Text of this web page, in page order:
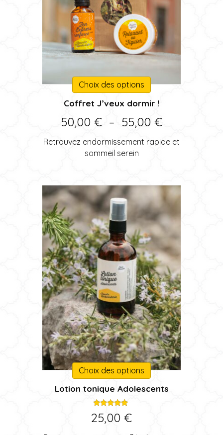
Choix des options
Ce
produit
a
plusieurs
variations.
Les
choisies
sur
la
page
du
produit
Coffret J’veux dormir !
50,00 € – 55,00 €Plage
de
à
55,00 €
Retrouvez endormissement rapide et
sommeil serein
Choix des options
Ce
produit
a
Lotion tonique Adolescents
Note
5.00
sur 5
25,00 €